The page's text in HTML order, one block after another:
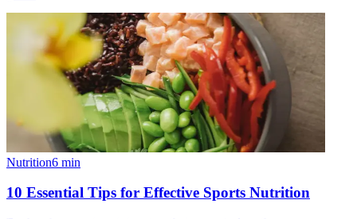
Nutrition6 min
10 Essential Tips for Effective Sports Nutrition